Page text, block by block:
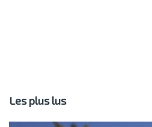
Les plus lus